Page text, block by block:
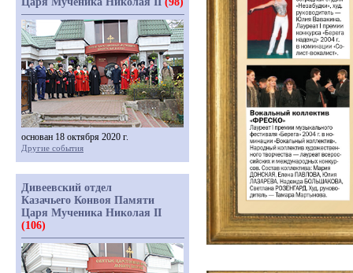
основан 18 октября 2020 г.
Другие события
Дивеевский отдел
Казачьего Конвоя Памяти
Царя Мученика Николая II
(106)